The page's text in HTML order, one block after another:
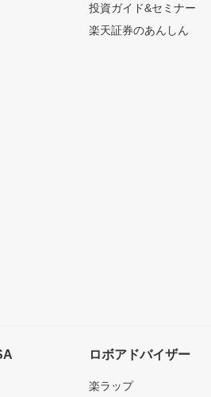
投資ガイド&セミナー
楽天証券のあんしん
ロボアドバイザー
楽ラップ